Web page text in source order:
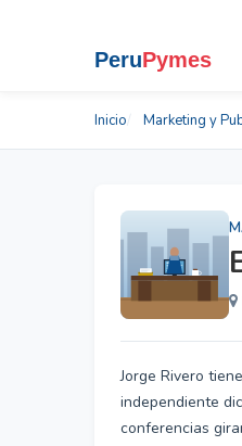
Inicio Marketing y
Jorge Rivero
independiente
conferencias